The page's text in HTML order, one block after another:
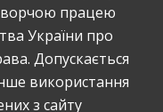
працею
України про
Допускається
використання
з сайту